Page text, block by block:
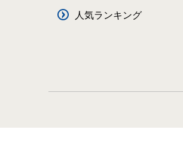
人気ランキング